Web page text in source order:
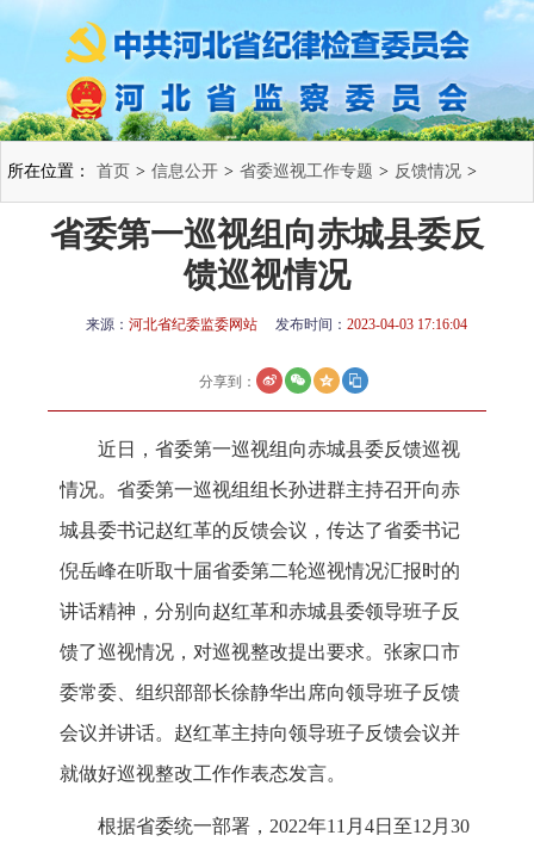
所在位置： 首页 > 信息公开 > 省委巡视工作专题 > 反馈情况 >
省委第一巡视组向赤城县委反
馈巡视情况
来源： 河北省纪委监委网站 发布时间： 2023-04-03 17:16:04
分享到：
近日，省委第一巡视组向赤城县委反馈巡视
情况。省委第一巡视组组长孙进群主持召开向赤
城县委书记赵红革的反馈会议，传达了省委书记
倪岳峰在听取十届省委第二轮巡视情况汇报时的
讲话精神，分别向赵红革和赤城县委领导班子反
馈了巡视情况，对巡视整改提出要求。张家口市
委常委、组织部部长徐静华出席向领导班子反馈
会议并讲话。赵红革主持向领导班子反馈会议并
就做好巡视整改工作作表态发言。
根据省委统一部署，2022年11月4日至12月30